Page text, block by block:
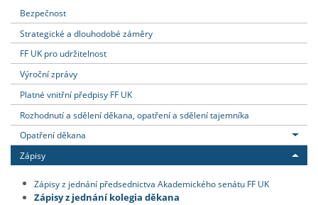
Bezpečnost
Strategické a dlouhodobé záměry
FF UK pro udržitelnost
Výroční zprávy
Platné vnitřní předpisy FF UK
Rozhodnutí a sdělení děkana, opatření a sdělení tajemníka
Opatření děkana
Zápisy
Zápisy z jednání předsednictva Akademického senátu FF UK
Zápisy z jednání kolegia děkana